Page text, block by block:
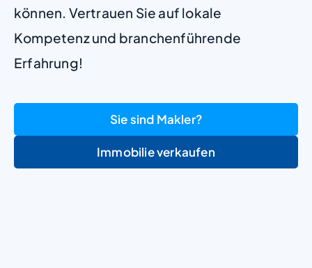
können. Vertrauen Sie auf lokale
Kompetenz und branchenführende
Erfahrung!
Sie sind Makler?
Immobilie verkaufen